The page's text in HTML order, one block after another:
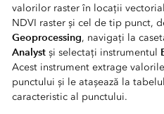
valorilor raster în locații
NDVI raster și cel de tip punct,
Geoprocessing, navigați la
Analystși selectați instrumentul
Acest instrument extrage
punctului și le atașează la
caracteristic al punctului.